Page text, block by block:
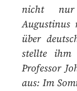
nicht
über
stellte ihm
Professor
aus: Im